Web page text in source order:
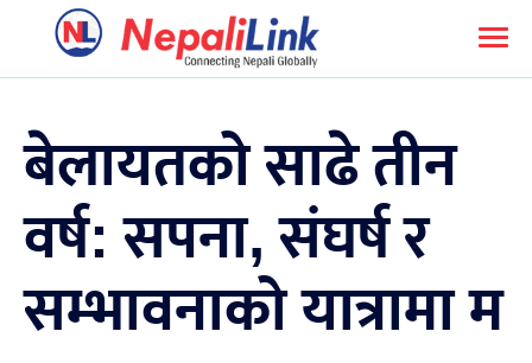
बेलायतको साढे तीन
वर्ष: सपना, संघर्ष र
सम्भावनाको यात्रामा म